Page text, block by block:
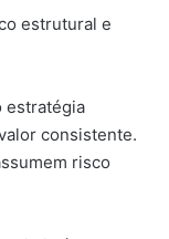
estrutural e
estratégia
consistente.
risco